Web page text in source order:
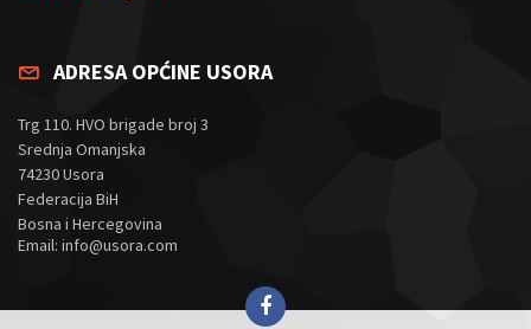
ADRESA OPĆINE USORA
Trg 110. HVO brigade broj 3
Srednja Omanjska
74230 Usora
Federacija BiH
Bosna i Hercegovina
Email: info@usora.com